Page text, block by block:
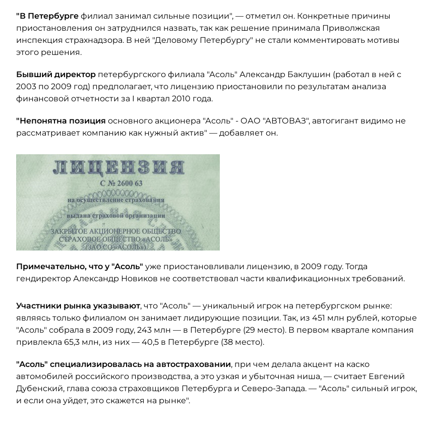
"В Петербурге филиал занимал сильные позиции", — отметил он. Конкретные причины
приостановления он затруднился назвать, так как решение принимала Приволжская
инспекция страхнадзора. В ней "Деловому Петербургу" не стали комментировать мотивы
этого решения.
Бывший директор петербургского филиала "Асоль" Александр Баклушин (работал в ней с
2003 по 2009 год) предполагает, что лицензию приостановили по результатам анализа
финансовой отчетности за I квартал 2010 года.
"Непонятна позиция основного акционера "Асоль" - ОАО "АВТОВАЗ", автогигант видимо не
рассматривает компанию как нужный актив" — добавляет он.
Примечательно, что у "Асоль" уже приостановливали лицензию, в 2009 году. Тогда
гендиректор Александр Новиков не соответствовал части квалификационных требований.
Участники рынка указывают, что "Асоль" — уникальный игрок на петербургском рынке:
являясь только филиалом он занимает лидирующие позиции. Так, из 451 млн рублей, которые
"Асоль" собрала в 2009 году, 243 млн — в Петербурге (29 место). В первом квартале компания
привлекла 65,3 млн, из них — 40,5 в Петербурге (38 место).
"Асоль" специализировалась на автостраховании, при чем делала акцент на каско
автомобилей российского производства, а это узкая и убыточная ниша, — считает Евгений
Дубенский, глава союза страховщиков Петербурга и Северо-Запада. — "Асоль" сильный игрок,
и если она уйдет, это скажется на рынке".